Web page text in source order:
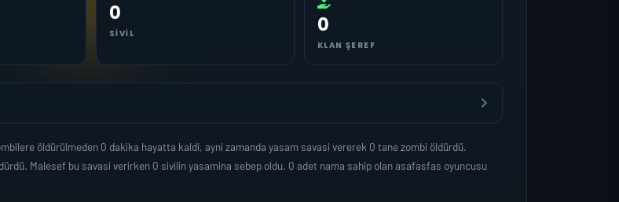
0
SIVIL 0
KLAN ŞEREF
öldürülmeden 0 dakika hayatta kaldi, ayni zamanda yasam savasi vererek 0 tane zombi öldürdü.
Malesef bu savasi verirken 0 sivilin yasamina sebep oldu. 0 adet nama sahip olan asafasfas oyuncusu